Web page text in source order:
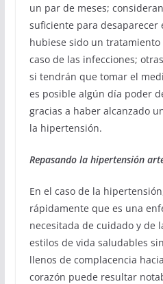
un par de meses;
suficiente para desaparecer
hubiese sido un
caso de las infecciones;
si tendrán que tomar el
es posible algún día poder
gracias a haber alcanzado
la hipertensión.
Repasando la hipertensión
En el caso de la
rápidamente que es una
necesitada de cuidado y de
estilos de vida saludables
llenos de complacencia
corazón puede resultar